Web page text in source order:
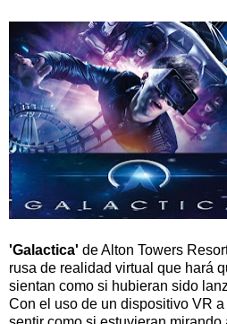
'Galactica' de Alton Towers
rusa de realidad virtual que hará
sientan como si hubieran sido
Con el uso de un dispositivo VR